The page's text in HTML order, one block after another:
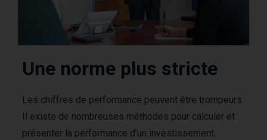
Une norme plus stricte
Les chiffres de performance peuvent être trompeurs.
Il existe de nombreuses méthodes pour calculer et
présenter la performance d’un investissement.